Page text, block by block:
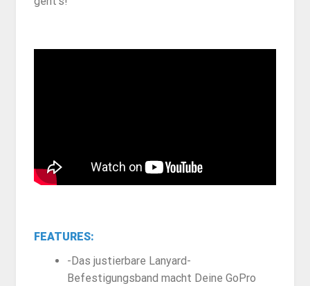
FEATURES:
-Das justierbare Lanyard-
Befestigungsband macht Deine GoPro